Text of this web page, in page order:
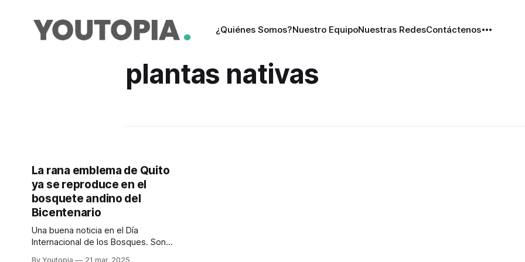
¿Quiénes Somos?Nuestro EquipoNuestras RedesContáctenos
plantas nativas
La rana emblema de Quito
ya se reproduce en el
bosquete andino del
Bicentenario
Una buena noticia en el Día
Internacional de los Bosques. Son
By Youtopia 21 mar. 2025